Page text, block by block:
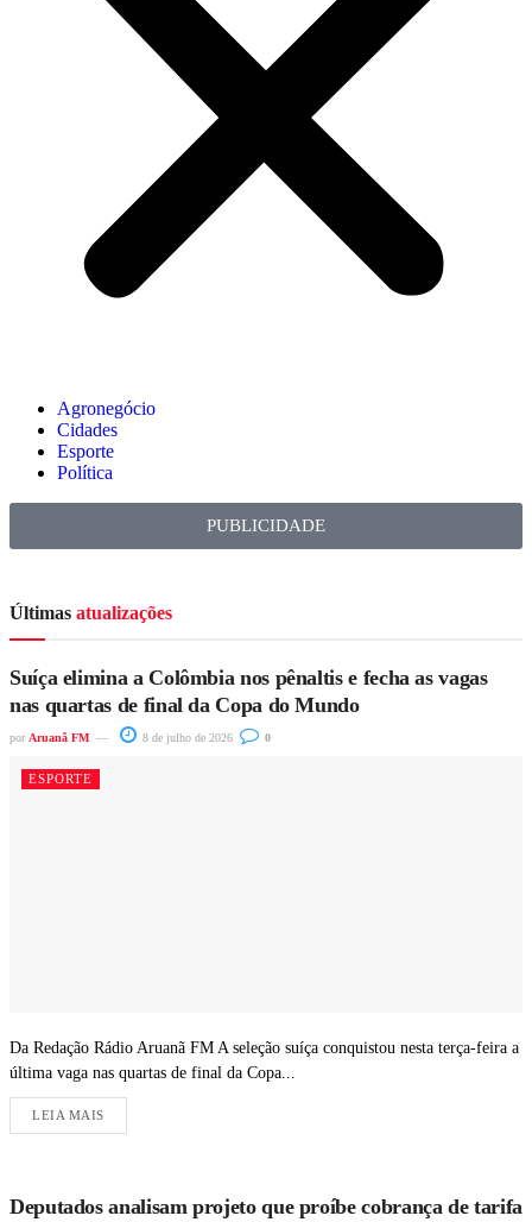
Agronegócio
Cidades
Esporte
Política
PUBLICIDADE
Últimas atualizações
Suíça elimina a Colômbia nos pênaltis e fecha as vagas
nas quartas de final da Copa do Mundo
por Aruanã FM 8 de julho de 2026 0
ESPORTE
Da Redação Rádio Aruanã FM A seleção suíça conquistou nesta terça-feira a
última vaga nas quartas de final da Copa...
LEIA MAIS
Deputados analisam projeto que proíbe cobrança de tarifa